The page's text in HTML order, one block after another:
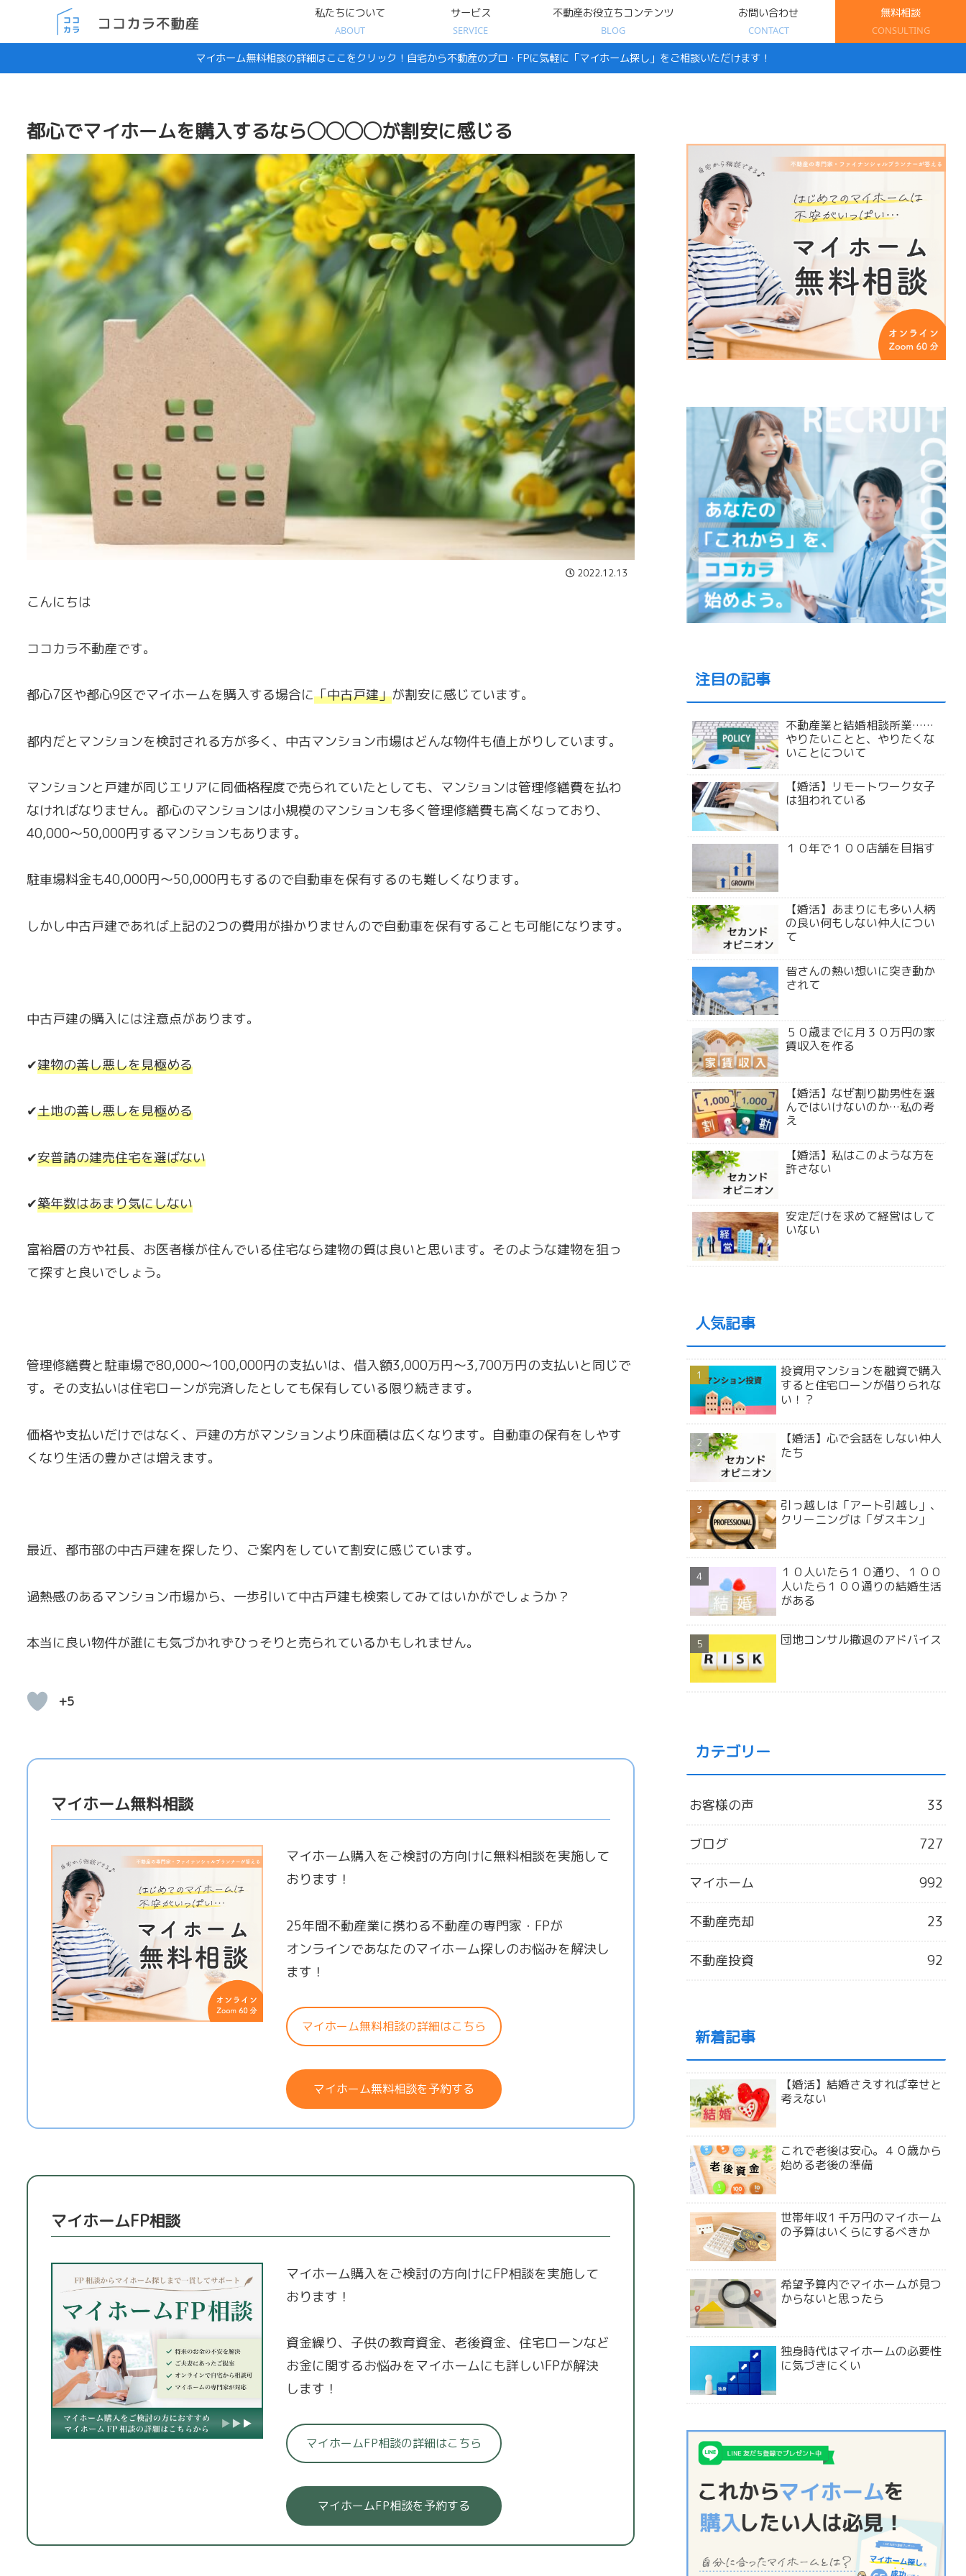
私たちについて
ABOUT
サービス
SERVICE
不動産お役立ちコンテンツ
BLOG
お問い合わせ
CONTACT
無料相談
CONSULTING
マイホーム無料相談の詳細はここをクリック！自宅から不動産のプロ・FPに気軽に「マイホーム探し」をご相談いただけます！
都心でマイホームを購入するなら◯◯◯◯が割安に感じる
2022.12.13
こんにちは
ココカラ不動産です。
都心7区や都心9区でマイホームを購入する場合に「中古戸建」が割安に感じています。
都内だとマンションを検討される方が多く、中古マンション市場はどんな物件も値上がりしています。
マンションと戸建が同じエリアに同価格程度で売られていたとしても、マンションは管理修繕費を払わ
なければなりません。都心のマンションは小規模のマンションも多く管理修繕費も高くなっており、
40,000〜50,000円するマンションもあります。
駐車場料金も40,000円〜50,000円もするので自動車を保有するのも難しくなります。
しかし中古戸建であれば上記の2つの費用が掛かりませんので自動車を保有することも可能になります。
中古戸建の購入には注意点があります。
✔建物の善し悪しを見極める
✔土地の善し悪しを見極める
✔安普請の建売住宅を選ばない
✔築年数はあまり気にしない
富裕層の方や社長、お医者様が住んでいる住宅なら建物の質は良いと思います。そのような建物を狙っ
て探すと良いでしょう。
管理修繕費と駐車場で80,000〜100,000円の支払いは、借入額3,000万円〜3,700万円の支払いと同じで
す。その支払いは住宅ローンが完済したとしても保有している限り続きます。
価格や支払いだけではなく、戸建の方がマンションより床面積は広くなります。自動車の保有をしやす
くなり生活の豊かさは増えます。
最近、都市部の中古戸建を探したり、ご案内をしていて割安に感じています。
過熱感のあるマンション市場から、一歩引いて中古戸建も検索してみてはいかがでしょうか？
本当に良い物件が誰にも気づかれずひっそりと売られているかもしれません。
+5
マイホーム無料相談
マイホーム購入をご検討の方向けに無料相談を実施して
おります！
25年間不動産業に携わる不動産の専門家・FPが
オンラインであなたのマイホーム探しのお悩みを解決し
ます！
マイホーム無料相談の詳細はこちら
マイホーム無料相談を予約する
マイホームFP相談
マイホーム購入をご検討の方向けにFP相談を実施して
おります！
資金繰り、子供の教育資金、老後資金、住宅ローンなど
お金に関するお悩みをマイホームにも詳しいFPが解決
します！
マイホームFP相談の詳細はこちら
マイホームFP相談を予約する
注目の記事
不動産業と結婚相談所業……
やりたいことと、やりたくな
いことについて
【婚活】リモートワーク女子
は狙われている
１０年で１００店舗を目指す
【婚活】あまりにも多い人柄
の良い何もしない仲人につい
て
皆さんの熱い想いに突き動か
されて
５０歳までに月３０万円の家
賃収入を作る
【婚活】なぜ割り勘男性を選
んではいけないのか…私の考
え
【婚活】私はこのような方を
許さない
安定だけを求めて経営はして
いない
人気記事
投資用マンションを融資で購入
すると住宅ローンが借りられな
い！？
【婚活】心で会話をしない仲人
たち
引っ越しは「アート引越し」、
クリーニングは「ダスキン」
１０人いたら１０通り、１００
人いたら１００通りの結婚生活
がある
団地コンサル撤退のアドバイス
カテゴリー
お客様の声 33
ブログ 727
マイホーム 992
不動産売却 23
不動産投資 92
新着記事
【婚活】結婚さえすれば幸せと
考えない
これで老後は安心。４０歳から
始める老後の準備
世帯年収１千万円のマイホーム
の予算はいくらにするべきか
希望予算内でマイホームが見つ
からないと思ったら
独身時代はマイホームの必要性
に気づきにくい